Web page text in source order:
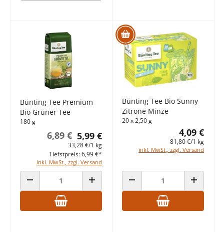
Bünting Tee Premium
Bio Grüner Tee
180 g
5,99 €
6,89 €
33,28 €/1 kg
inkl. MwSt., zzgl. Versand
Tiefstpreis: 6,99 €*
ANZAHL VERRINGERN ANZAHL ERHÖHEN
Bünting Tee Bio Sunny
Zitrone Minze
20 x 2,50 g
4,09 €
81,80 €/1 kg
inkl. MwSt., zzgl. Versand
ANZAHL VERRINGERN ANZAHL